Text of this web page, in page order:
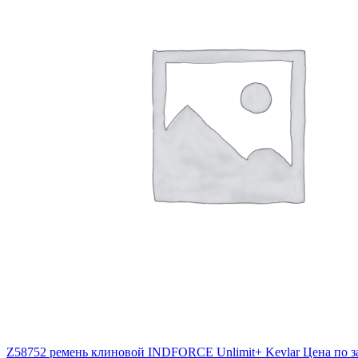
Z58752 ремень клиновой INDFORCE Unlimit+ KevlarЦена по